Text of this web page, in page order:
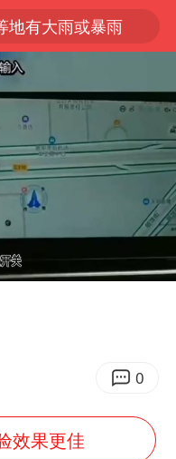
地有大雨或暴雨
暑期消费新蓝海
餐馆》口碑
视频丨中国东方电气集团原党组副书记、董事宋致远被查
“不怕六爷挂得多 就怕六爷挂一颗”
序停课
：哈尔滨vs通辽
人林炳生去世
灾或由烟头引起
面袭击贯穿浙江
01:36
0
效果更佳